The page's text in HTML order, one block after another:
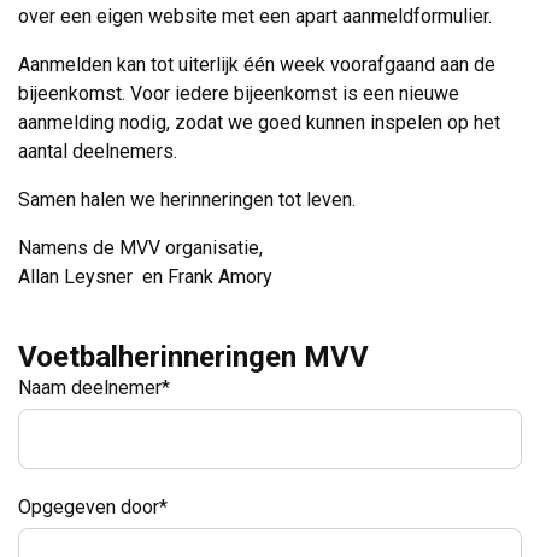
Voetbalherinneringen MVV
Naam deelnemer*
Opgegeven door*
over een eigen website met een apart aanmeldformulier.
Aanmelden kan tot uiterlijk één week voorafgaand aan de
bijeenkomst. Voor iedere bijeenkomst is een nieuwe
aanmelding nodig, zodat we goed kunnen inspelen op het
aantal deelnemers.
Samen halen we herinneringen tot leven.
Namens de MVV organisatie,
Allan Leysner en Frank Amory